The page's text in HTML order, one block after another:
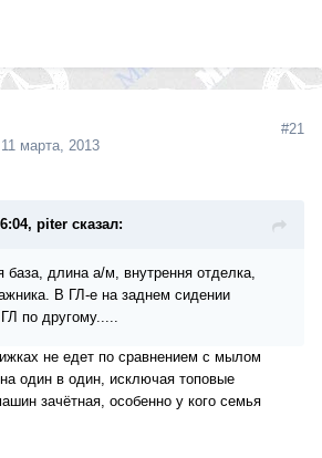
11 марта, 2013
#21
piter сказал:
база, длина а/м, внутрення отделка,
В ГЛ-е на заднем сидении
по другому.....
не едет по сравнением с мылом
один в один, исключая топовые
зачётная, особенно у кого семья